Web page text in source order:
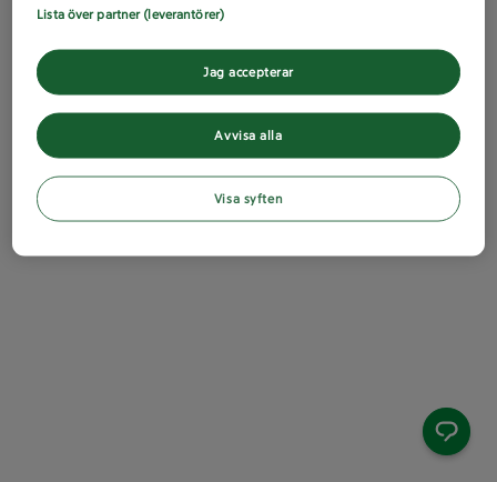
Lista över partner (leverantörer)
Avvisa alla
Jag accepterar
Visa syften